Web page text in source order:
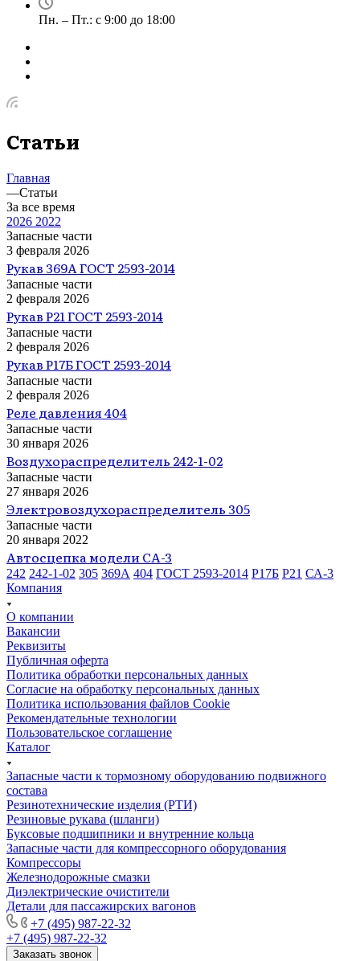
Пн. – Пт.: с 9:00 до 18:00
Статьи
Главная
—Статьи
За все время
2026 2022
Запасные части
3 февраля 2026
Рукав 369А ГОСТ 2593-2014
Запасные части
2 февраля 2026
Рукав Р21 ГОСТ 2593-2014
Запасные части
2 февраля 2026
Рукав Р17Б ГОСТ 2593-2014
Запасные части
2 февраля 2026
Реле давления 404
Запасные части
30 января 2026
Воздухораспределитель 242-1-02
Запасные части
27 января 2026
Электровоздухораспределитель 305
Запасные части
20 января 2022
Автосцепка модели СА-3
242 242-1-02 305 369А 404 ГОСТ 2593-2014 Р17Б Р21 СА-3
Компания
О компании
Вакансии
Реквизиты
Публичная оферта
Политика обработки персональных данных
Cогласие на обработку персональных данных
Политика использования файлов Cookie
Рекомендательные технологии
Пользовательское соглашение
Каталог
Запасные части к тормозному оборудованию подвижного
состава
Резинотехнические изделия (РТИ)
Резиновые рукава (шланги)
Буксовые подшипники и внутренние кольца
Запасные части для компрессорного оборудования
Компрессоры
Железнодорожные смазки
Диэлектрические очистители
Детали для пассажирских вагонов
+7 (495) 987-22-32
+7 (495) 987-22-32
Заказать звонок